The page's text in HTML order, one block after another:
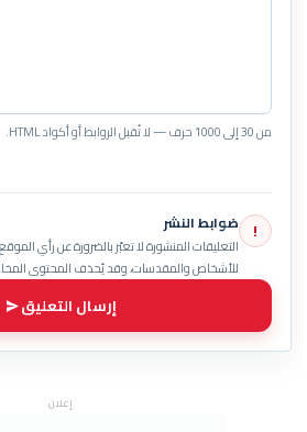
من 30 إلى 1000 حرف — لا تُقبل الروابط أو أكواد HTML.
! ضوابط النشر
التعليقات المنشورة لا تعبّر بالضرورة عن رأي
للأشخاص والمقدسات، وقد يُحذف المحتوى
إرسال التعليق
إعلان